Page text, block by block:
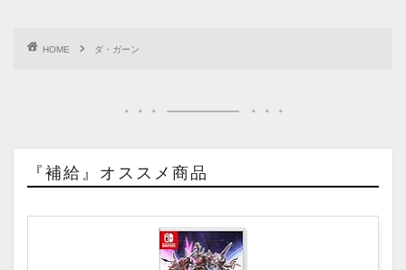
HOME ダ・ガーン
『補給』オススメ商品